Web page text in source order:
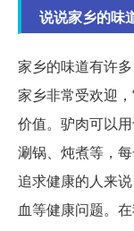
说说家乡的味
家乡的味道有许
家乡非常受欢迎
价值。驴肉可以
涮锅、炖煮等，
追求健康的人来
血等健康问题。